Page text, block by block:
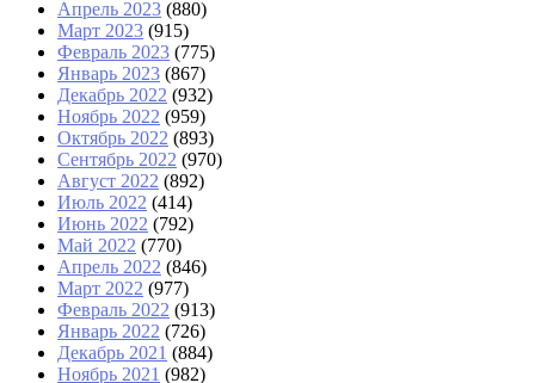
Апрель 2023 (880)
Март 2023 (915)
Февраль 2023 (775)
Январь 2023 (867)
Декабрь 2022 (932)
Ноябрь 2022 (959)
Октябрь 2022 (893)
Сентябрь 2022 (970)
Август 2022 (892)
Июль 2022 (414)
Июнь 2022 (792)
Май 2022 (770)
Апрель 2022 (846)
Март 2022 (977)
Февраль 2022 (913)
Январь 2022 (726)
Декабрь 2021 (884)
Ноябрь 2021 (982)